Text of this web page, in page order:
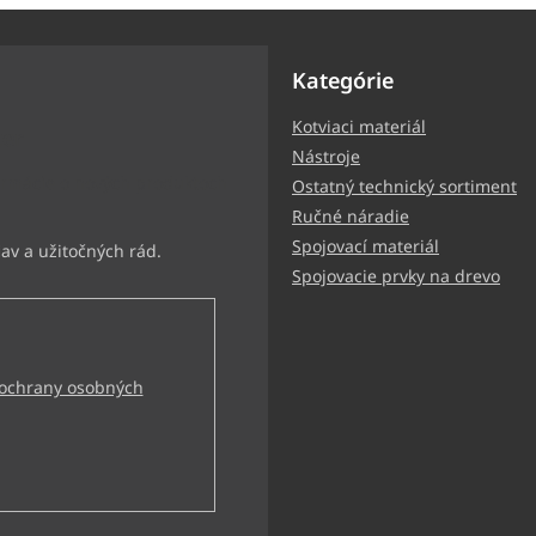
osobných
Kategórie
Kotviaci materiál
Nástroje
Ostatný technický sortiment
Ručné náradie
Spojovací materiál
Spojovacie prvky na drevo